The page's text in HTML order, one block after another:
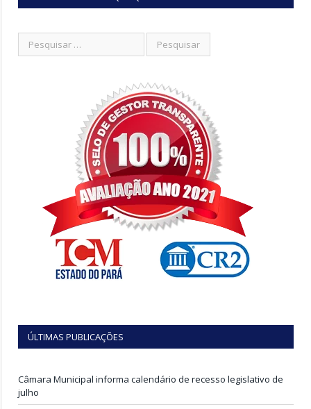
ÚLTIMAS PUBLICAÇÕES
Câmara Municipal informa calendário de recesso legislativo de
julho